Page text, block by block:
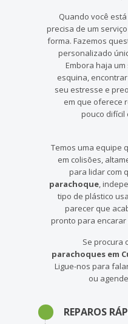
Quando você
precisa de um
forma. Fazemos
personalizado
Embora haja
esquina,
seu estresse e
em que oferece
pouco difícil
Temos uma equipe
em colisões,
para lidar com
parachoque,
tipo de plástico
parecer que
pronto para encarar
Se procura
parachoques em
Ligue-nos para
ou
REPAROS